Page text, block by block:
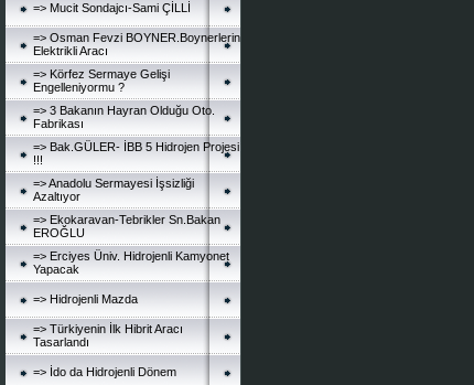
=> Mucit Sondajcı-Sami ÇİLLİ
=> Osman Fevzi BOYNER.Boynerlerin
Elektrikli Aracı
=> Körfez Sermaye Gelişi
Engelleniyormu ?
=> 3 Bakanın Hayran Olduğu Oto.
Fabrikası
=> Bak.GÜLER- İBB 5 Hidrojen Projesi
!!!
=> Anadolu Sermayesi İşsizliği
Azaltıyor
=> Ekokaravan-Tebrikler Sn.Bakan
EROĞLU
=> Erciyes Üniv. Hidrojenli Kamyonet
Yapacak
=> Hidrojenli Mazda
=> Türkiyenin İlk Hibrit Aracı
Tasarlandı
=> İdo da Hidrojenli Dönem